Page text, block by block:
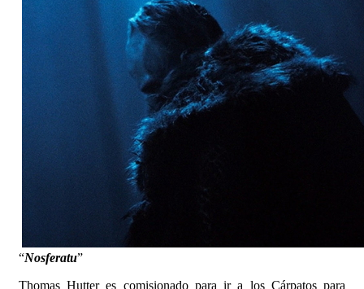
“Nosferatu”
Thomas Hutter es comisionado para ir a los Cárpatos para